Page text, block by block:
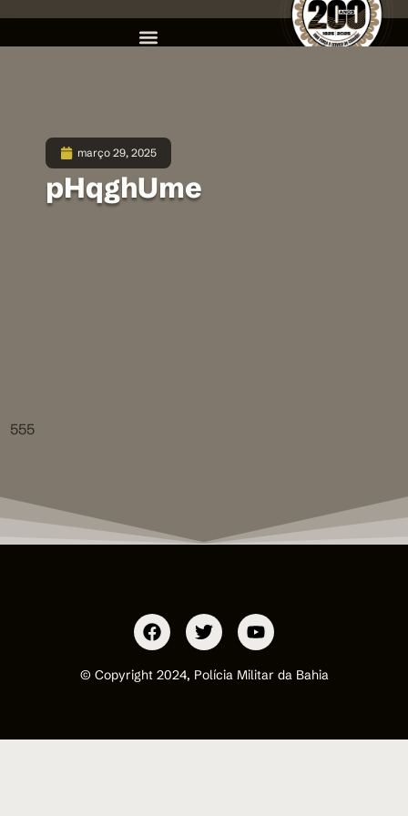
março 29, 2025
pHqghUme
555
© Copyright 2024, Polícia Militar da Bahia